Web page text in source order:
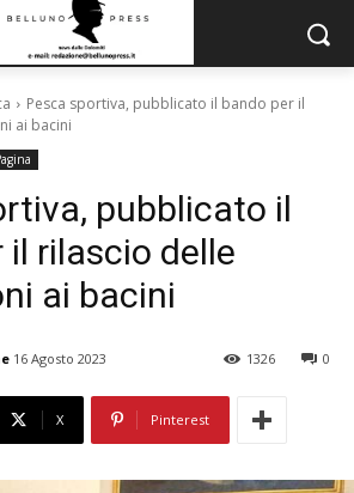
Pesca sportiva, pubblicato il bando per il
ai bacini
pubblicato il
il rilascio delle
ai bacini
16 Agosto 2023 0
1326
X Pinterest